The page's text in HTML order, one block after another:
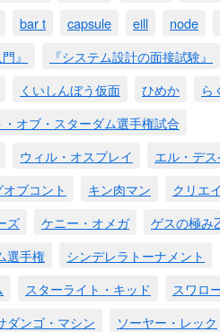
bar t capsule eill node
』
『システム設計の面接試験』
くいしんぼう仮面 ひめか
ら
オブ・スターダム選手権試合
ウィル・オスプレイ
エル・デ
ブコント キン肉マン
クリエ
ズ ケニー・オメガ
ゲスの極み
選手権
シンデレラトーナメント
スターライト・キッド
スワロ
ダンゴ・マシン
ソーヤー・レック